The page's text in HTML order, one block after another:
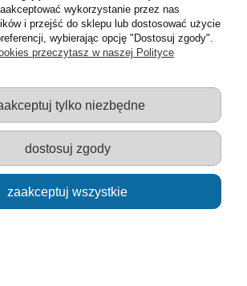
szkolne ::
pełną wersję strony
Sklep internetowy Shoper.pl
wykorzystanie przez nas
i przejść do sklepu lub dostosować użycie
wybierając opcję "Dostosuj zgody".
przeczytasz w naszej Polityce
tylko niezbędne
dostosuj zgody
zaakceptuj wszystkie